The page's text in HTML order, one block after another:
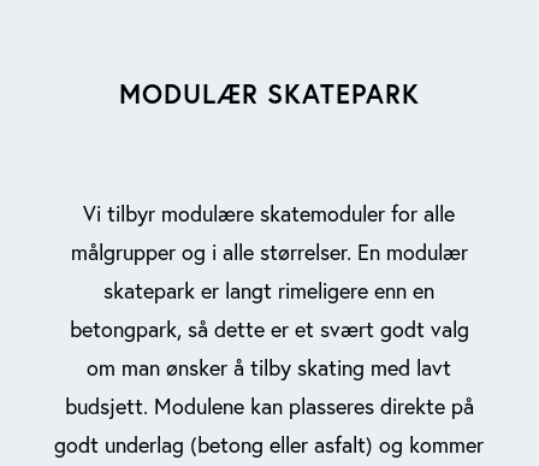
MODULÆR SKATEPARK
Vi tilbyr modulære skatemoduler for alle
målgrupper og i alle størrelser. En modulær
skatepark er langt rimeligere enn en
betongpark, så dette er et svært godt valg
om man ønsker å tilby skating med lavt
budsjett. Modulene kan plasseres direkte på
godt underlag (betong eller asfalt) og kommer